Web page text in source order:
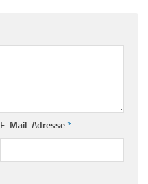
E-Mail-Adresse*